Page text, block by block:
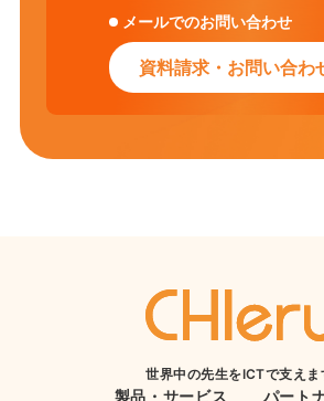
メールでのお問い合わせ
資料請求・お問い合わ
世界中の先生をICTで支えま
製品・サービス
パート